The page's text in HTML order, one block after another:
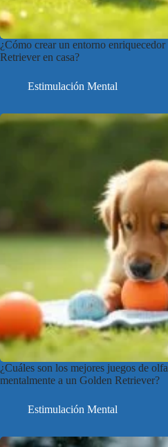
¿Cómo crear un entorno
Retriever en casa?
Estimulación Mental
¿Cuáles son los mejores juegos de
mentalmente a un Golden Retriever?
Estimulación Mental